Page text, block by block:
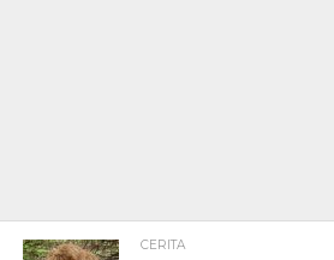
CERITA